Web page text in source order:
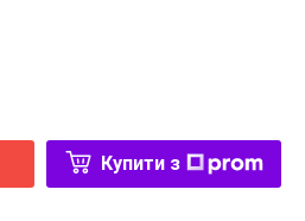
Купити з